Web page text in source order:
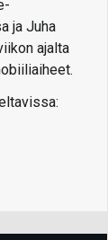
ja Juha
ajalta